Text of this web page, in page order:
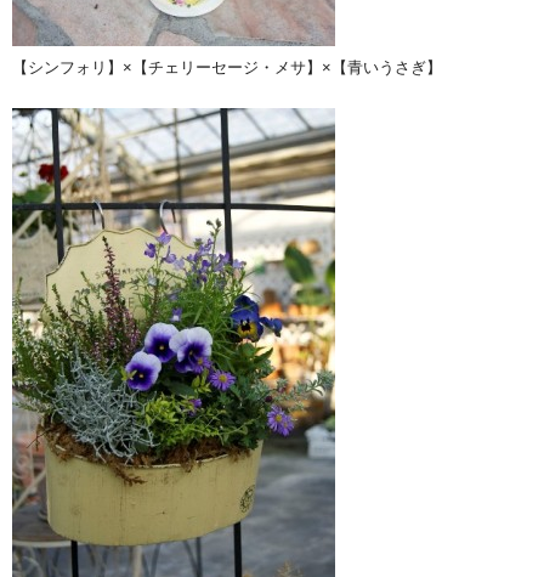
【シンフォリ】×【チェリーセージ・メサ】×【青いうさぎ】